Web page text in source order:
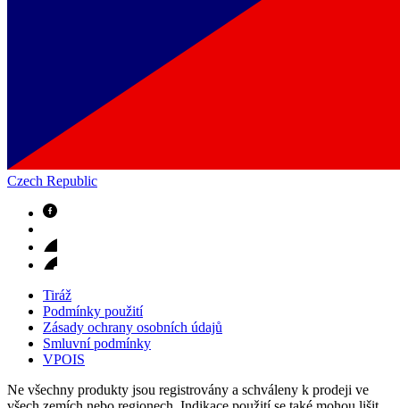
Czech Republic
Tiráž
Podmínky použití
Zásady ochrany osobních údajů
Smluvní podmínky
VPOIS
Ne všechny produkty jsou registrovány a schváleny k prodeji ve